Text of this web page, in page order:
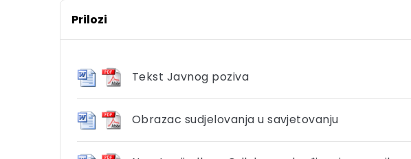
Prilozi
Tekst Javnog poziva
Obrazac sudjelovanja u savjetovanju